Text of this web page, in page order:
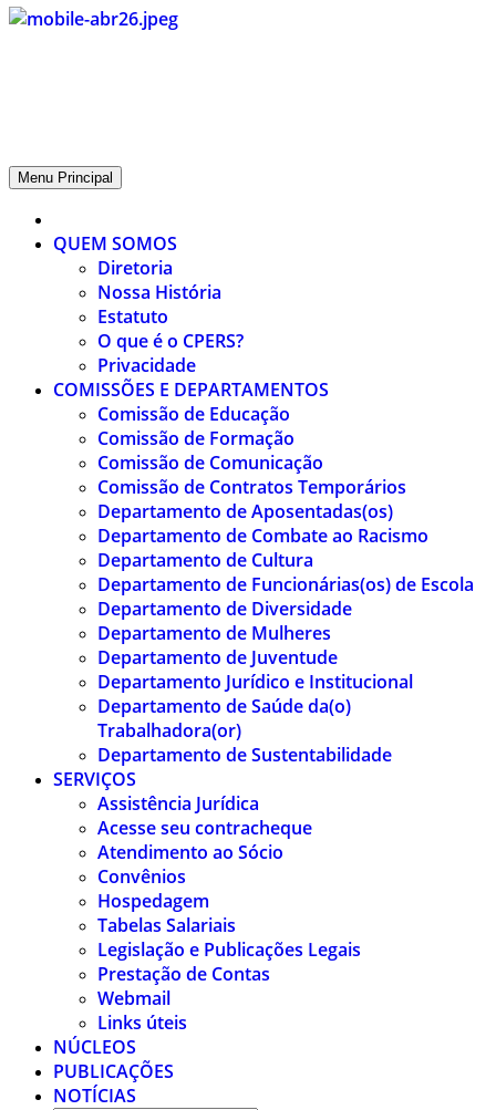
CPERS – Sindicato
CPERS – Sindicato dos Professores e Funcionários de escola do
Menu Principal
QUEM SOMOS
Diretoria
Nossa História
Estatuto
O que é o CPERS?
Privacidade
COMISSÕES E DEPARTAMENTOS
Comissão de Educação
Comissão de Formação
Comissão de Comunicação
Comissão de Contratos Temporários
Departamento de Aposentadas(os)
Departamento de Combate ao Racismo
Departamento de Cultura
Departamento de Funcionárias(os) de Escola
Departamento de Diversidade
Departamento de Mulheres
Departamento de Juventude
Departamento Jurídico e Institucional
Departamento de Saúde da(o)
Trabalhadora(or)
Departamento de Sustentabilidade
SERVIÇOS
Assistência Jurídica
Acesse seu contracheque
Atendimento ao Sócio
Convênios
Hospedagem
Tabelas Salariais
Legislação e Publicações Legais
Prestação de Contas
Webmail
Links úteis
NÚCLEOS
PUBLICAÇÕES
NOTÍCIAS